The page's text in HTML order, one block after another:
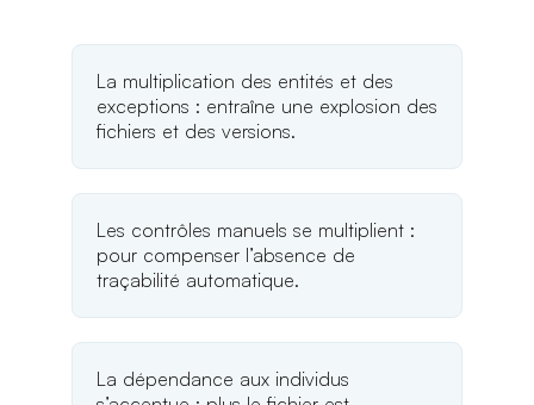
La multiplication des entités et des
exceptions : entraîne une explosion des
fichiers et des versions.
Les contrôles manuels se multiplient :
pour compenser l’absence de
traçabilité automatique.
La dépendance aux individus